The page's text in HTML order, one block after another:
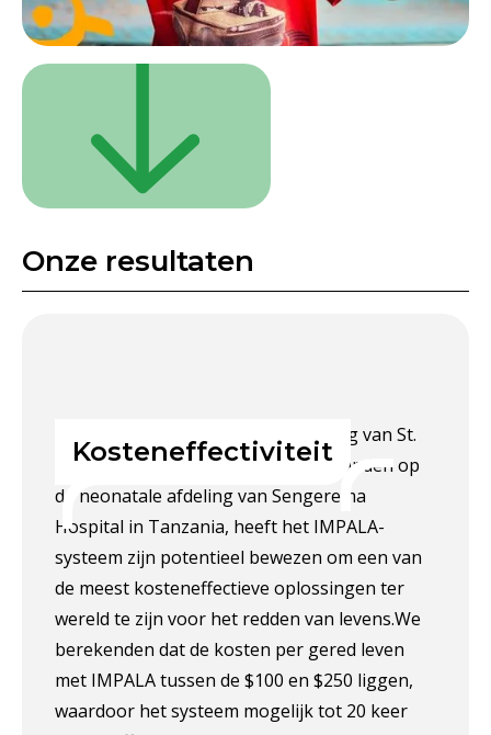
Onze resultaten
Kosteneffectiviteit
Na 18 maanden op de kinderafdeling van St.
Luke’s Hospital in Malawi en 12 maanden op
de neonatale afdeling van Sengerema
Hospital in Tanzania, heeft het IMPALA-
systeem zijn potentieel bewezen om een van
de meest kosteneffectieve oplossingen ter
wereld te zijn voor het redden van levens.We
berekenden dat de kosten per gered leven
met IMPALA tussen de $100 en $250 liggen,
waardoor het systeem mogelijk tot 20 keer